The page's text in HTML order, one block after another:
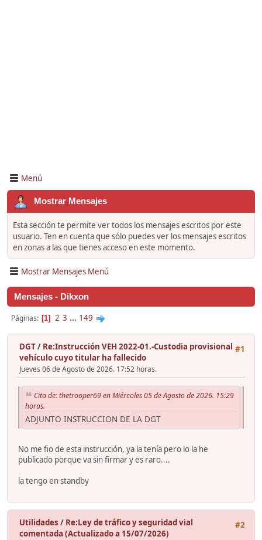
Menú
Mostrar Mensajes
Esta sección te permite ver todos los mensajes escritos por este
usuario. Ten en cuenta que sólo puedes ver los mensajes escritos
en zonas a las que tienes acceso en este momento.
Mostrar Mensajes Menú
Mensajes - Dikxon
Páginas 1 2 3 ... 149
#1
DGT/ Re:Instrucción VEH 2022-01.-Custodia provisional
vehículo cuyo titular ha fallecido
Jueves 06 de Agosto de 2026. 17:52 horas.
Cita de: thetrooper69 en Miércoles 05 de Agosto de 2026. 15:29
horas.
ADJUNTO INSTRUCCION DE LA DGT
No me fio de esta instrucción, ya la tenía pero lo la he
publicado porque va sin firmar y es raro....
la tengo en standby
#2
Utilidades / Re:Ley de tráfico y seguridad vial
comentada (Actualizado a 15/07/2026)